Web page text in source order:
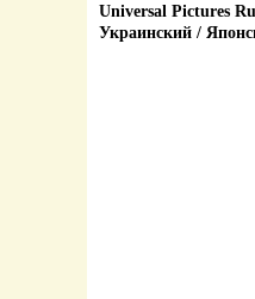
Universal Pictures
Украинский /